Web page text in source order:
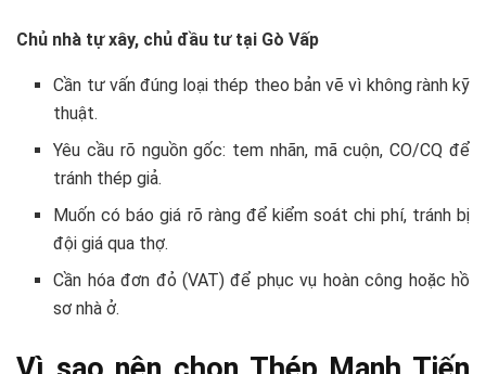
Chủ nhà tự xây, chủ đầu tư tại Gò Vấp
Cần tư vấn đúng loại thép theo bản vẽ vì không rành kỹ
thuật.
Yêu cầu rõ nguồn gốc: tem nhãn, mã cuộn, CO/CQ để
tránh thép giả.
Muốn có báo giá rõ ràng để kiểm soát chi phí, tránh bị
đội giá qua thợ.
Cần hóa đơn đỏ (VAT) để phục vụ hoàn công hoặc hồ
sơ nhà ở.